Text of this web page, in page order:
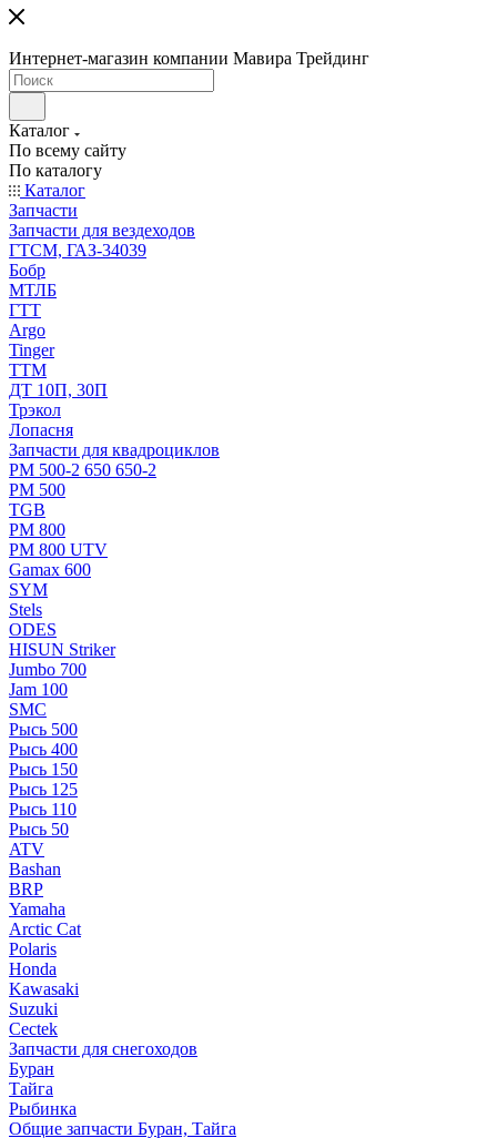
Интернет-магазин компании Мавира Трейдинг
Каталог
По всему сайту
По каталогу
Каталог
Запчасти
Запчасти для вездеходов
ГТСМ, ГАЗ-34039
Бобр
МТЛБ
ГТТ
Argo
Tinger
ТТМ
ДТ 10П, 30П
Трэкол
Лопасня
Запчасти для квадроциклов
РМ 500-2 650 650-2
РМ 500
TGB
РМ 800
РМ 800 UTV
Gamax 600
SYM
Stels
ОDЕS
HISUN Striker
Jumbo 700
Jam 100
SMC
Рысь 500
Рысь 400
Рысь 150
Рысь 125
Рысь 110
Рысь 50
ATV
Bashan
BRP
Yamaha
Arctic Cat
Polaris
Honda
Kawasaki
Suzuki
Cectek
Запчасти для снегоходов
Буран
Тайга
Рыбинка
Общие запчасти Буран, Тайга